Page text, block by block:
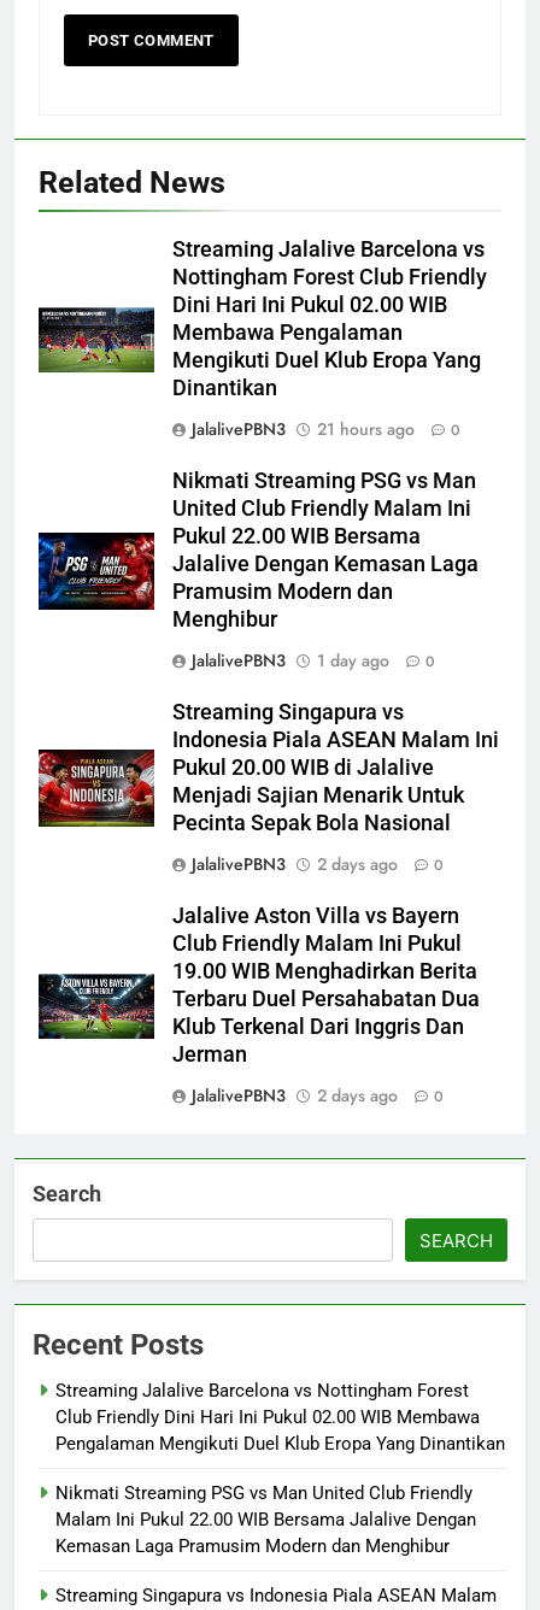
Related News
Streaming Jalalive Barcelona vs
Nottingham Forest Club Friendly
Dini Hari Ini Pukul 02.00 WIB
Membawa Pengalaman
Mengikuti Duel Klub Eropa Yang
Dinantikan
JalalivePBN3
21 hours ago 0
Nikmati Streaming PSG vs Man
United Club Friendly Malam Ini
Pukul 22.00 WIB Bersama
Jalalive Dengan Kemasan Laga
Pramusim Modern dan
Menghibur
JalalivePBN3
1 day ago 0
Streaming Singapura vs
Indonesia Piala ASEAN Malam Ini
Pukul 20.00 WIB di Jalalive
Menjadi Sajian Menarik Untuk
Pecinta Sepak Bola Nasional
JalalivePBN3
2 days ago 0
Jalalive Aston Villa vs Bayern
Club Friendly Malam Ini Pukul
19.00 WIB Menghadirkan Berita
Terbaru Duel Persahabatan Dua
Klub Terkenal Dari Inggris Dan
Jerman
JalalivePBN3
2 days ago 0
Search
SEARCH
Recent Posts
Streaming Jalalive Barcelona vs Nottingham Forest
Club Friendly Dini Hari Ini Pukul 02.00 WIB Membawa
Pengalaman Mengikuti Duel Klub Eropa Yang Dinantikan
Nikmati Streaming PSG vs Man United Club Friendly
Malam Ini Pukul 22.00 WIB Bersama Jalalive Dengan
Kemasan Laga Pramusim Modern dan Menghibur
Streaming Singapura vs Indonesia Piala ASEAN Malam